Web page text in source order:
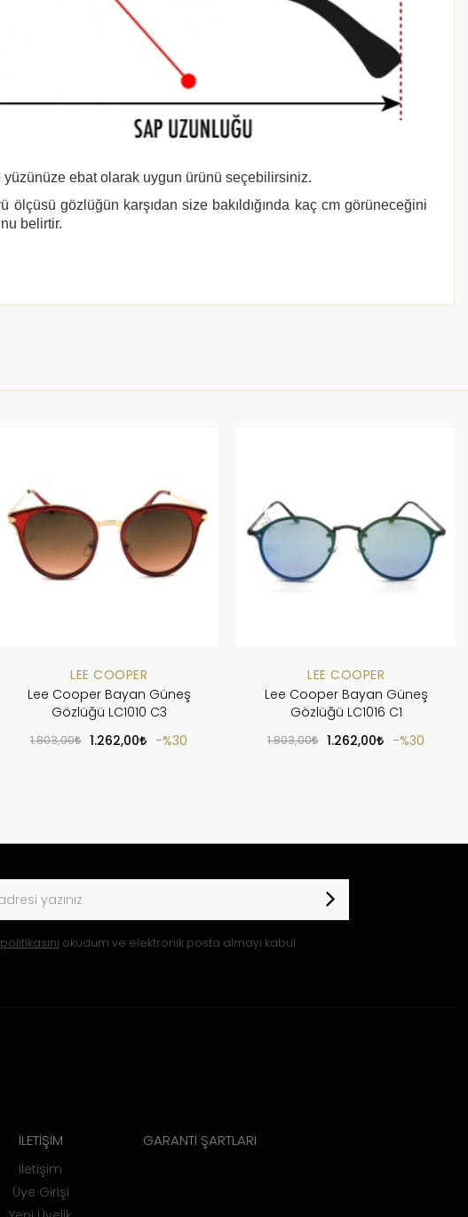
ebat olarak uygun ürünü seçebilirsiniz.
gözlüğün karşıdan size bakıldığında kaç cm görüneceğini
belirtir.
LEE COOPER
Lee Cooper Bayan Güneş
Gözlüğü LC1010 C3
1.803,00 1.262,00 %30
LEE COOPER
Lee Cooper Bayan Güneş
Gözlüğü LC1016 C1
1.803,00 1.262,00 %30
okudum ve elektronik posta almayı kabul
İLETİŞİM
İletişim
Üye Girişi
GARANTİ ŞARTLARI